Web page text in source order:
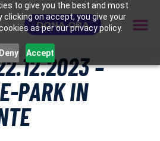
to give you the best and most
clicking on accept, you give your
as per our privacy policy.
Deny Accept
DONA ORA
–
PARK IN